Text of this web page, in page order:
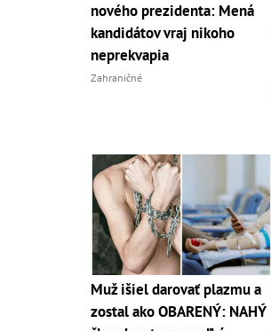
nového prezidenta: Mená
kandidátov vraj nikoho
neprekvapia
Zahraničné
Muž išiel darovať plazmu a
zostal ako OBARENÝ: NAHÝ